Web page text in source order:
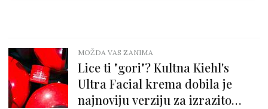
MOŽDA VAS ZANIMA
Lice ti "gori"? Kultna Kiehl's
Ultra Facial krema dobila je
najnoviju verziju za izrazito